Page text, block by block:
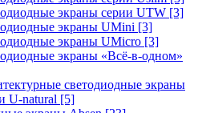
экраны серии UTW [3]
экраны UMini [3]
экраны UMicro [3]
экраны «Всё-в-одном»
светодиодные экраны
U-natural [5]